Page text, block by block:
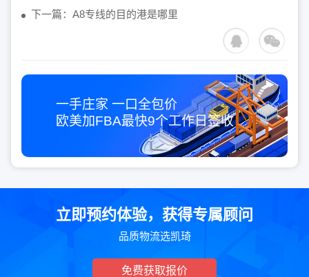
下一篇：A8专线的目的港是哪里
一手庄家 一口全包价
欧美加FBA最快9个工作日签收
立即预约体验，获得专属顾问
品质物流选凯琦
免费获取报价